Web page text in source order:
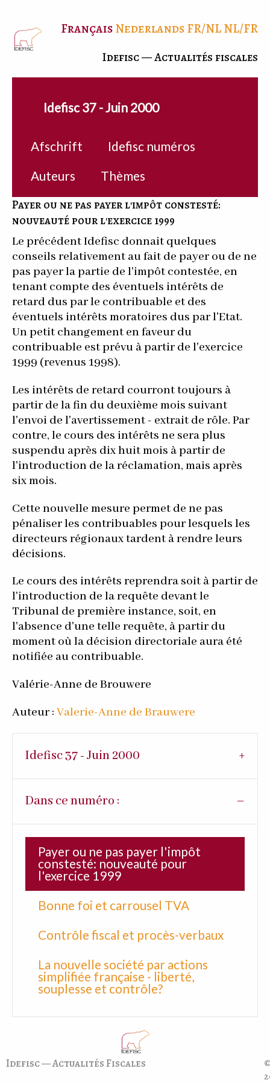
FrançaisNederlandsFR/NLNL/FR
Idefisc — Actualités fiscales
Idefisc 37 - Juin 2000
Afschrift
Idefisc numéros
Auteurs
Thèmes
Payer ou ne pas payer l'impôt constesté:
nouveauté pour l'exercice 1999
Le précédent Idefisc donnait quelques
conseils relativement au fait de payer ou de ne
pas payer la partie de l'impôt contestée, en
tenant compte des éventuels intérêts de
retard dus par le contribuable et des
éventuels intérêts moratoires dus par l'Etat.
Un petit changement en faveur du
contribuable est prévu à partir de l'exercice
1999 (revenus 1998).
Les intérêts de retard courront toujours à
partir de la fin du deuxième mois suivant
l'envoi de l'avertissement - extrait de rôle. Par
contre, le cours des intérêts ne sera plus
suspendu après dix huit mois à partir de
l'introduction de la réclamation, mais après
six mois.
Cette nouvelle mesure permet de ne pas
pénaliser les contribuables pour lesquels les
directeurs régionaux tardent à rendre leurs
décisions.
Le cours des intérêts reprendra soit à partir de
l'introduction de la requête devant le
Tribunal de première instance, soit, en
l'absence d'une telle requête, à partir du
moment où la décision directoriale aura été
notifiée au contribuable.
Valérie-Anne de Brouwere
Auteur : Valerie-Anne de Brauwere
Idefisc 37 - Juin 2000
Dans ce numéro :
Payer ou ne pas payer l'impôt
constesté: nouveauté pour
l'exercice 1999
Bonne foi et carrousel TVA
Contrôle fiscal et procès-verbaux
La nouvelle société par actions
simplifiée française - liberté,
souplesse et contrôle?
Idefisc — Actualités Fiscales